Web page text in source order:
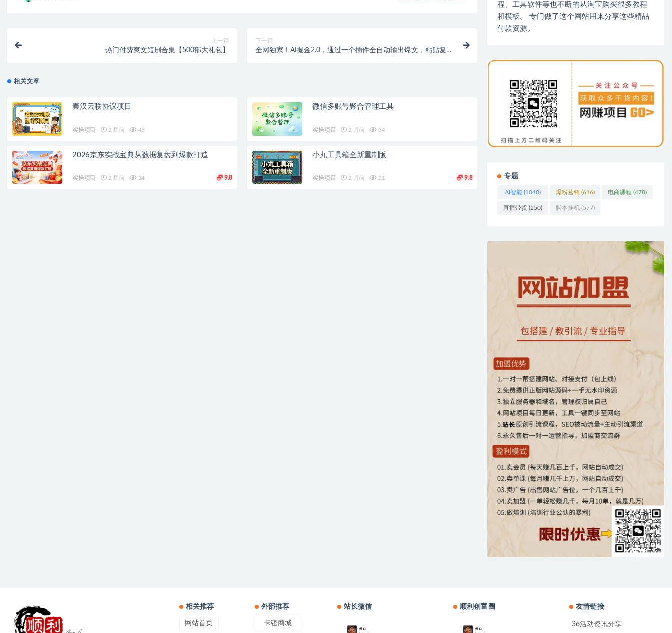
上一篇
热门付费爽文短剧合集【500部大礼包】
下一篇
全网独家！AI掘金2.0，通过一个插件全自动输出爆文，粘贴复制
相关文章
秦汉云联协议项目
实操项目 2 月前 43
微信多账号聚合管理工具
实操项目 2 月前 34
2026京东实战宝典从数据复盘到爆款打造
实操项目 2 月前 24 9.8
小丸工具箱全新重制版
实操项目 2 月前 21 9.8
程、工具软件等也不断的从淘宝购买很多教程
和模板。 专门做了这个网站用来分享这些精品
付款资源。
专题
AI智能 (1040) 爆粉营销(616) 电商课程 (478)
直播带货 (250) 脚本挂机(577)
相关推荐
网站首页
外部推荐
卡密商城
站长微信 顺利创富圈 友情链接
36活动资讯分享